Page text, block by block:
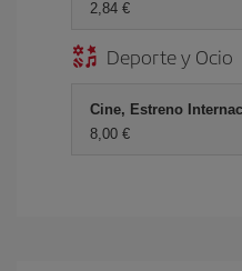
2,84 €
Deporte y Ocio
Cine, Estreno
8,00 €